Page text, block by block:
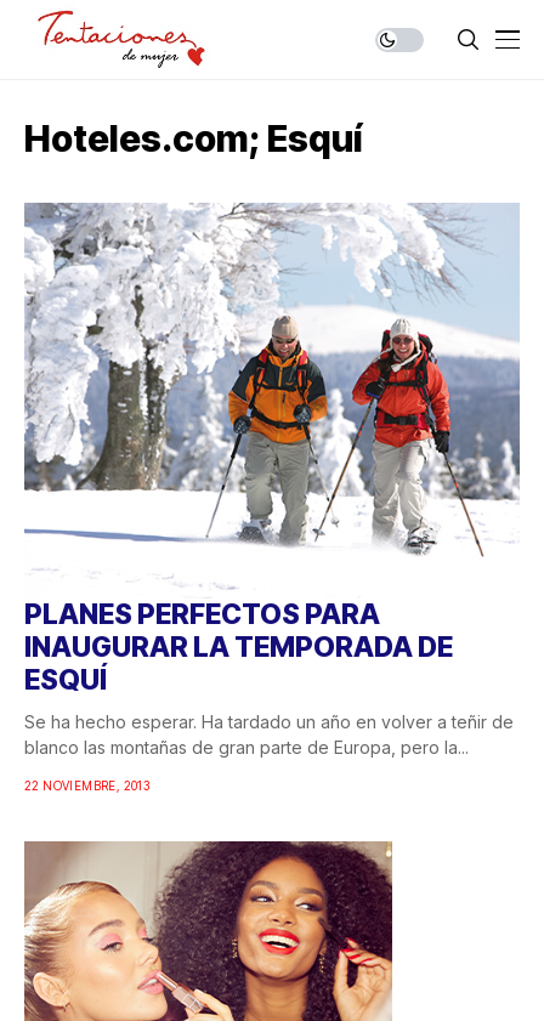
Hoteles.com; Esquí
PLANES PERFECTOS PARA
INAUGURAR LA TEMPORADA DE
ESQUÍ
Se ha hecho esperar. Ha tardado un año en volver a teñir de
blanco las montañas de gran parte de Europa, pero la...
22 NOVIEMBRE, 2013